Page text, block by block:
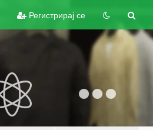
Регистрирај се